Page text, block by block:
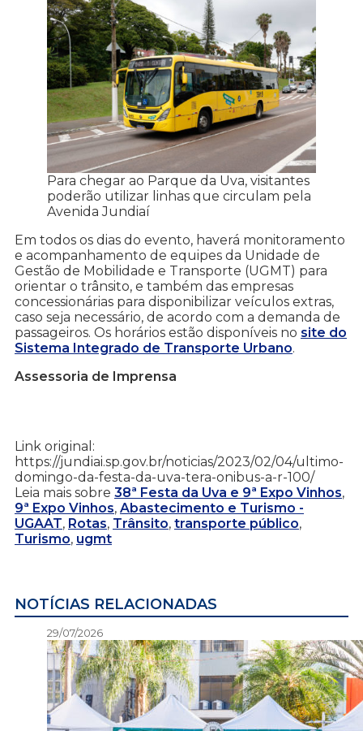
Para chegar ao Parque da Uva, visitantes
poderão utilizar linhas que circulam pela
Avenida Jundiaí
Em todos os dias do evento, haverá monitoramento
e acompanhamento de equipes da Unidade de
Gestão de Mobilidade e Transporte (UGMT) para
orientar o trânsito, e também das empresas
concessionárias para disponibilizar veículos extras,
caso seja necessário, de acordo com a demanda de
passageiros. Os horários estão disponíveis no site do
Sistema Integrado de Transporte Urbano.
Assessoria de Imprensa
Link original:
https://jundiai.sp.gov.br/noticias/2023/02/04/ultimo-
domingo-da-festa-da-uva-tera-onibus-a-r-100/
Leia mais sobre 38ª Festa da Uva e 9ª Expo Vinhos,
9ª Expo Vinhos, Abastecimento e Turismo -
UGAAT, Rotas, Trânsito, transporte público,
Turismo, ugmt
NOTÍCIAS RELACIONADAS
29/07/2026